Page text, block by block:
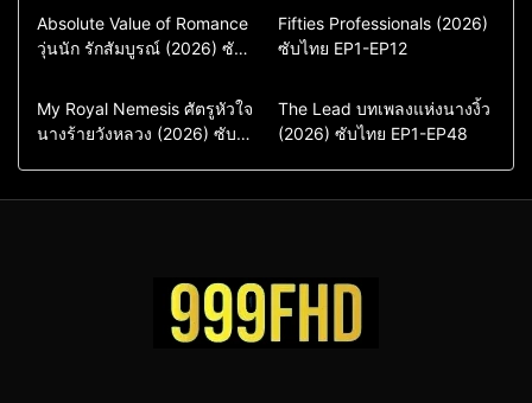
Comedy
Drama
ซีรี่ย์เกาหลี
ซีรี่ย์เกาหลีพากย์ไทย
Absolute Value of Romance
วุ่นนัก รักสัมบูรณ์ (2026) ซับ
Action & Adventure
Comedy
Drama
ซีรี่ย์เกาหลีซับไทย
Fifties Professionals (2026)
ซับไทย EP1-EP12
Comedy
Drama
Sci-Fi & Fantasy
My Royal Nemesis ศัตรูหัวใจ
นางร้ายวังหลวง (2026) ซับ
Drama
ซีรี่ย์จีน
ซีรี่ย์จีนซับไทย
The Lead บทเพลงแห่งนางงิ้ว
(2026) ซับไทย EP1-EP48